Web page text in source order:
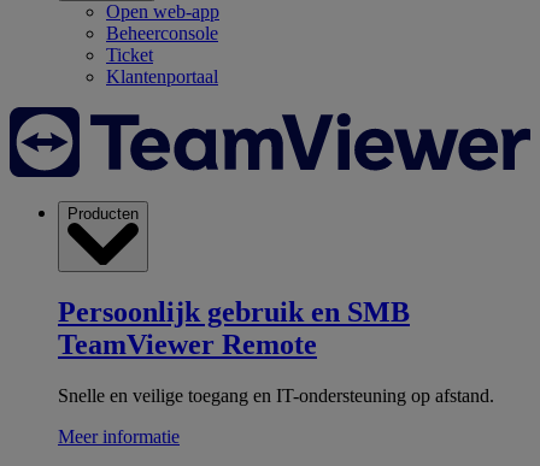
Open web-app
Beheerconsole
Ticket
Klantenportaal
Producten
Persoonlijk gebruik en SMB
TeamViewer Remote
Snelle en veilige toegang en IT-ondersteuning op afstand.
Meer informatie